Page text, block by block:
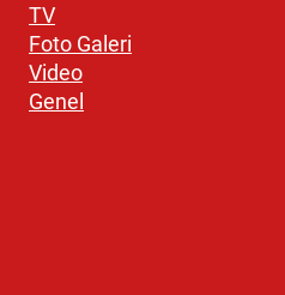
TV
Foto Galeri
Video
Genel